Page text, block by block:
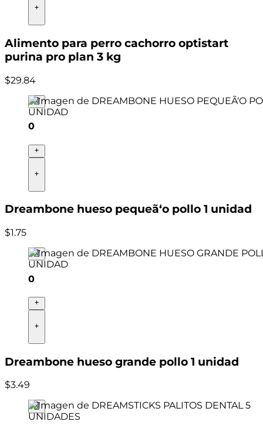
Alimento para perro cachorro optistart
purina pro plan 3 kg
$29.84
0
Dreambone hueso pequeã‘o pollo 1 unidad
$1.75
0
Dreambone hueso grande pollo 1 unidad
$3.49